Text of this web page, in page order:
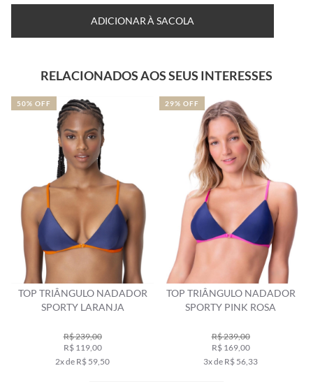
ADICIONAR À SACOLA
RELACIONADOS AOS SEUS INTERESSES
TOP TRIÂNGULO NADADOR
SPORTY LARANJA
R$ 239,00
R$ 119,00
2x de R$ 59,50
50% OFF
TOP TRIÂNGULO NADADOR
SPORTY PINK ROSA
R$ 239,00
R$ 169,00
3x de R$ 56,33
29% OFF